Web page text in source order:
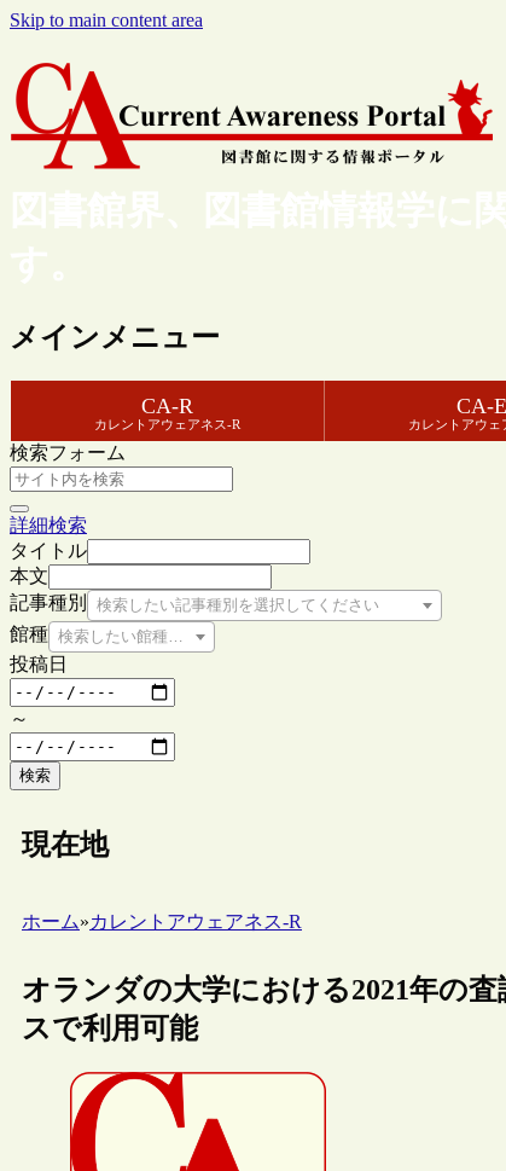
Skip to main content area
図書館界、図書館情報学に
す。
メインメニュー
CA-R
カレントアウェアネス-R
CA-E
カレントアウェ
検索フォーム
詳細検索
タイトル
本文
記事種別
検索したい記事種別を選択してください
館種 検索したい館種を選択してください
投稿日
～
検索
現在地
ホーム»カレントアウェアネス-R
オランダの大学における2021年の
スで利用可能